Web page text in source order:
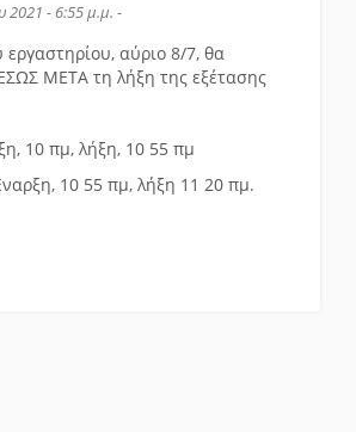
2021 - 6:55 μ.μ. -
εργαστηρίου, αύριο 8/7, θα
ΜΕΤΑ τη λήξη της εξέτασης
10 πμ, λήξη, 10 55 πμ
10 55 πμ, λήξη 11 20 πμ.